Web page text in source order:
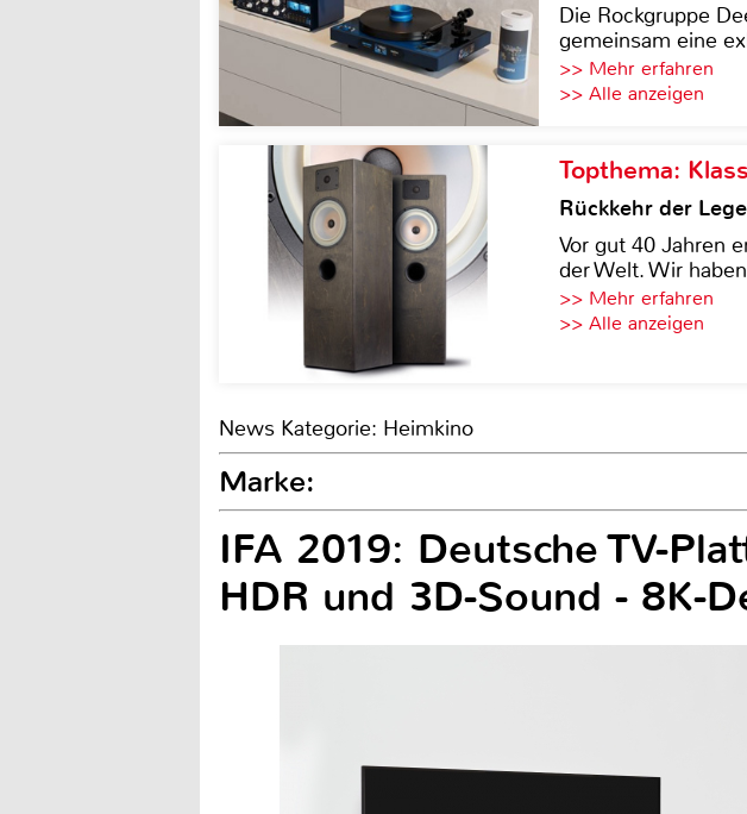
Die Rockgruppe
gemeinsam eine
>> Mehr erfahren
>> Alle anzeigen
Topthema:
Rückkehr der
Vor gut 40 Jahren
der Welt. Wir
>> Mehr erfahren
>> Alle anzeigen
News Kategorie: Heimkino
Marke:
IFA 2019: Deutsche TV-
HDR und 3D-Sound - 8K-